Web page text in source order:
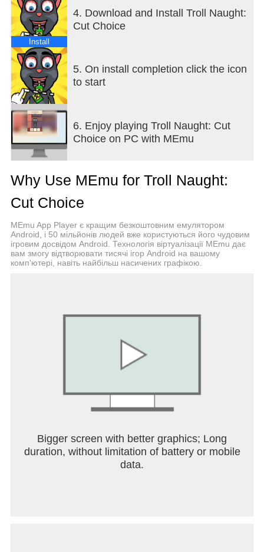
Install
4. Download and Install Troll Naught:
Cut Choice
5. On install completion click the icon
to start
6. Enjoy playing Troll Naught: Cut
Choice on PC with MEmu
Why Use MEmu for Troll Naught:
Cut Choice
MEmu App Player є кращим безкоштовним емулятором
Android, і 50 мільйонів людей вже користуються його чудовим
ігровим досвідом Android. Технологія віртуалізації MEmu дає
вам змогу відтворювати тисячі ігор Android на вашому
комп'ютері, навіть найбільш насичених графікою.
Bigger screen with better graphics; Long
duration, without limitation of battery or mobile
data.